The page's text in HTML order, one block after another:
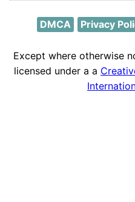
DMCA Privacy
Except where otherwise
licensed under a a